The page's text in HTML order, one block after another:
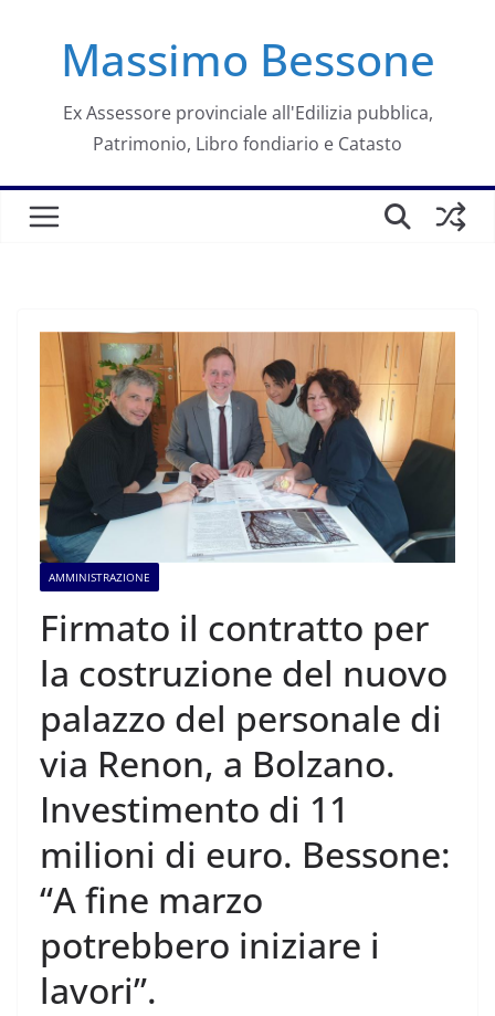
contenutoMassimo Bessone
Ex Assessore provinciale all'Edilizia pubblica,
Patrimonio, Libro fondiario e Catasto
AMMINISTRAZIONE
Firmato il contratto per
la costruzione del nuovo
palazzo del personale di
via Renon, a Bolzano.
Investimento di 11
milioni di euro. Bessone:
“A fine marzo
potrebbero iniziare i
lavori”.